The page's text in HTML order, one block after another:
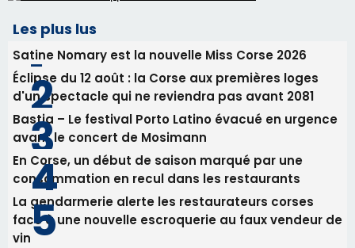
Les plus lus
Satine Nomary est la nouvelle Miss Corse 2026
Éclipse du 12 août : la Corse aux premières loges
d'un spectacle qui ne reviendra pas avant 2081
Bastia – Le festival Porto Latino évacué en urgence
avant le concert de Mosimann
En Corse, un début de saison marqué par une
consommation en recul dans les restaurants
La gendarmerie alerte les restaurateurs corses
face à une nouvelle escroquerie au faux vendeur de
vin